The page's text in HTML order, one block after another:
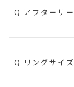
Q.アフターサ
Q.リングサイ